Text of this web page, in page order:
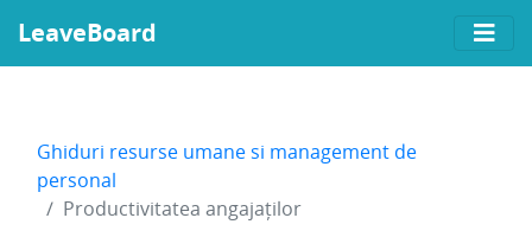
LeaveBoard
Ghiduri resurse umane si management de
personal
Productivitatea angajaților